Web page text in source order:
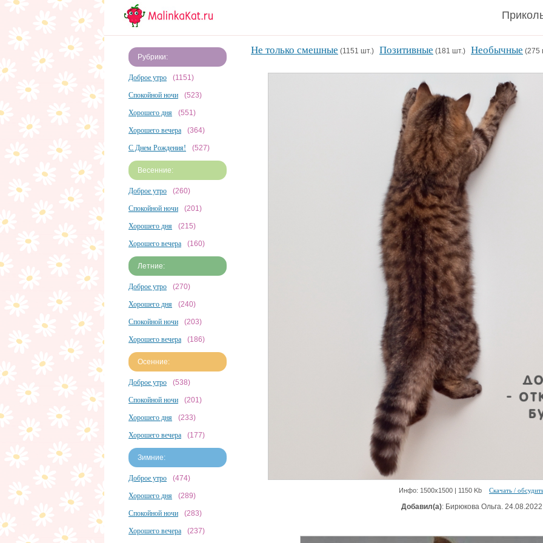
Рубрики:
Доброе утро (1151)
Спокойной ночи (523)
Хорошего дня (551)
Хорошего вечера (364)
С Днем Рождения! (527)
Весенние:
Доброе утро (260)
Спокойной ночи (201)
Хорошего дня (215)
Хорошего вечера (160)
Летние:
Доброе утро (270)
Хорошего дня (240)
Спокойной ночи (203)
Хорошего вечера (186)
Осенние:
Доброе утро (538)
Спокойной ночи (201)
Хорошего дня (233)
Хорошего вечера (177)
Зимние:
Доброе утро (474)
Хорошего дня (289)
Спокойной ночи (283)
Хорошего вечера (237)
Не только смешные (1151 шт.) Позитивные (181 шт.) Необычные
Инфо: 1500х1500 | 1150 Kb Скачать /
Добавил(а): Бирюкова Ольга. 24.08.2022